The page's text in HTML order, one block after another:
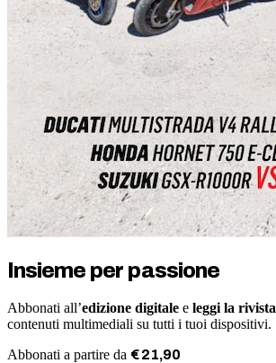
Insieme per passione
Abbonati all’edizione digitale e leggi la rivista
contenuti multimediali su tutti i tuoi dispositivi.
Abbonati a partire da €21,90